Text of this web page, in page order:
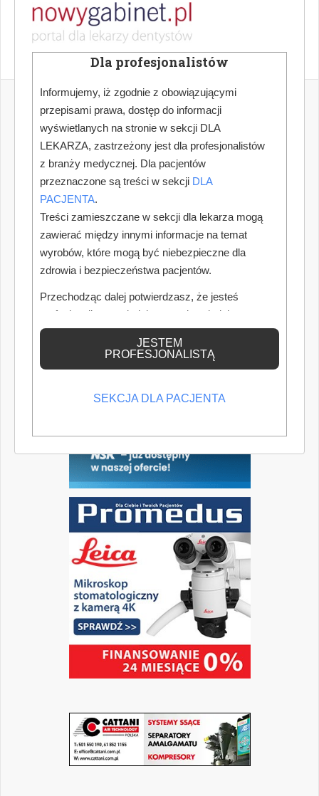
Dla profesjonalistów
Informujemy, iż zgodnie z obowiązującymi
przepisami prawa, dostęp do informacji
wyświetlanych na stronie w sekcji DLA
LEKARZA, zastrzeżony jest dla profesjonalistów
z branży medycznej. Dla pacjentów
przeznaczone są treści w sekcji DLA
PACJENTA.
Treści zamieszczane w sekcji dla lekarza mogą
zawierać między innymi informacje na temat
wyrobów, które mogą być niebezpieczne dla
zdrowia i bezpieczeństwa pacjentów.
Przechodząc dalej potwierdzasz, że jesteś
profesjonalistą posiadającym odpowiednią
wiedzę medyczną.
JESTEM
PROFESJONALISTĄ
SEKCJA DLA PACJENTA